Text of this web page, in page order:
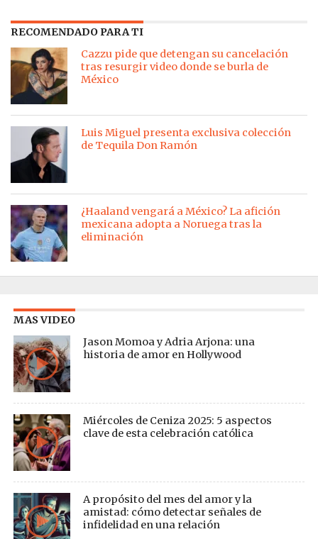
RECOMENDADO PARA TI
Cazzu pide que detengan su cancelación
tras resurgir video donde se burla de
México
Luis Miguel presenta exclusiva colección
de Tequila Don Ramón
¿Haaland vengará a México? La afición
mexicana adopta a Noruega tras la
eliminación
MAS VIDEO
Jason Momoa y Adria Arjona: una
historia de amor en Hollywood
Miércoles de Ceniza 2025: 5 aspectos
clave de esta celebración católica
A propósito del mes del amor y la
amistad: cómo detectar señales de
infidelidad en una relación